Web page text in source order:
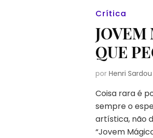
Crítica
QUE
por Henri Sardou
Coisa rara é
sempre o
artística, não
“Jovem